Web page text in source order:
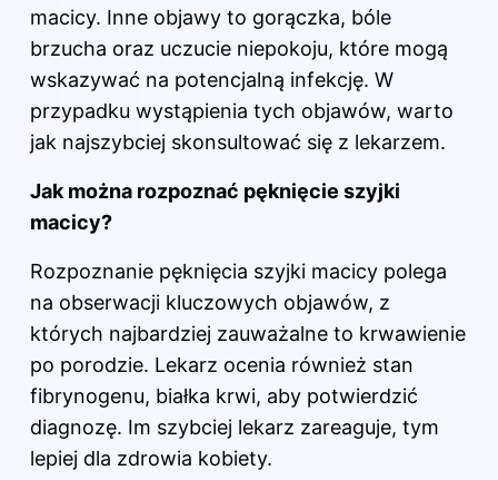
macicy. Inne objawy to gorączka, bóle
brzucha oraz uczucie niepokoju, które mogą
wskazywać na potencjalną infekcję. W
przypadku wystąpienia tych objawów, warto
jak najszybciej skonsultować się z lekarzem.
Jak można rozpoznać pęknięcie szyjki
macicy?
Rozpoznanie pęknięcia szyjki macicy polega
na obserwacji kluczowych objawów, z
których najbardziej zauważalne to krwawienie
po porodzie. Lekarz ocenia również stan
fibrynogenu, białka krwi, aby potwierdzić
diagnozę. Im szybciej lekarz zareaguje, tym
lepiej dla zdrowia kobiety.